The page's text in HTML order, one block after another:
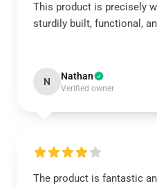
This product is precisely
sturdily built, functional,
N Nathan
Verified owner
The product is fantastic